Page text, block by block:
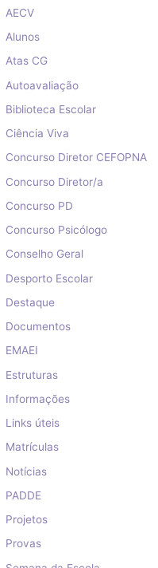
AECV
Alunos
Atas CG
Autoavaliação
Biblioteca Escolar
Ciência Viva
Concurso Diretor CEFOPNA
Concurso Diretor/a
Concurso PD
Concurso Psicólogo
Conselho Geral
Desporto Escolar
Destaque
Documentos
EMAEI
Estruturas
Informações
Links úteis
Matrículas
Notícias
PADDE
Projetos
Provas